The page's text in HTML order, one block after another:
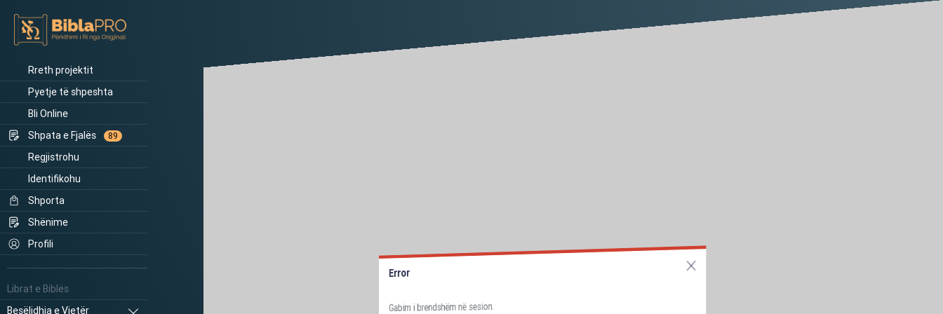
Error
Gabim i brendshëm në sesion.
Rreth projektit
Pyetje të shpeshta
Bli Online
Shpata e Fjalës
89
Regjistrohu
Identifikohu
Shporta
Shënime
Profili
Librat e Biblës
Besëlidhja e Vjetër